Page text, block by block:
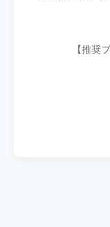
【推奨